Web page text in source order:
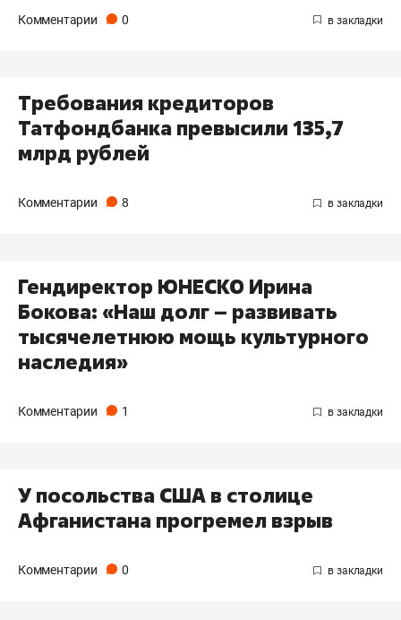
Комментарии 0
Требования кредиторов
Татфондбанка превысили 135,7
млрд рублей
Комментарии 8
Гендиректор ЮНЕСКО Ирина
Бокова: «Наш долг – развивать
тысячелетнюю мощь культурного
наследия»
Комментарии 1
У посольства США в столице
Афганистана прогремел взрыв
Комментарии 0